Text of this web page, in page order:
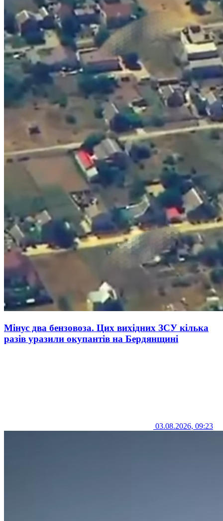
Мінус два бензовоза. Цих вихідних ЗСУ кілька
разів уразили окупантів на Бердянщині
03.08.2026, 09:23